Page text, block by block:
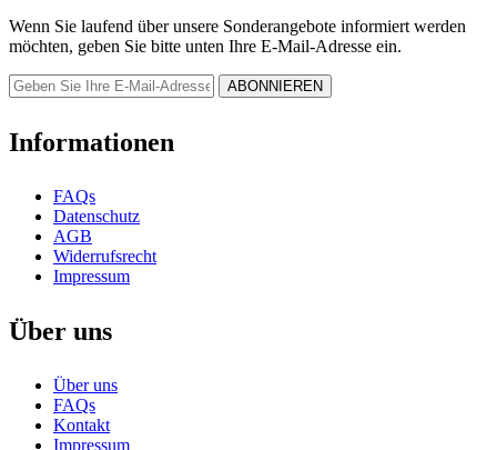
Wenn Sie laufend über unsere Sonderangebote informiert werden
möchten, geben Sie bitte unten Ihre E-Mail-Adresse ein.
Informationen
FAQs
Datenschutz
AGB
Widerrufsrecht
Impressum
Über uns
Über uns
FAQs
Kontakt
Impressum